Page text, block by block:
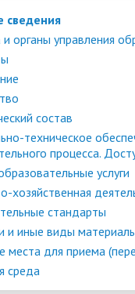
сведения
и органы управления
состав
техническое
процесса.
услуги
хозяйственная
стандарты
и иные виды
места для приема
среда